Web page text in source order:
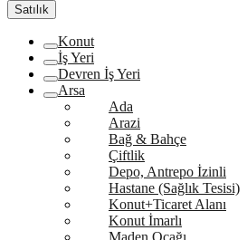
Satılık
Konut
İş Yeri
Devren İş Yeri
Arsa
Ada
Arazi
Bağ & Bahçe
Çiftlik
Depo, Antrepo İzinli
Hastane (Sağlık Tesisi)
Konut+Ticaret Alanı
Konut İmarlı
Maden Ocağı